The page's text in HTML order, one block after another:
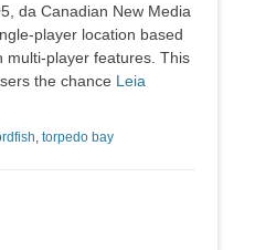
da Canadian New Media
player location based
multi-player features. This
the chance Leia
torpedo bay